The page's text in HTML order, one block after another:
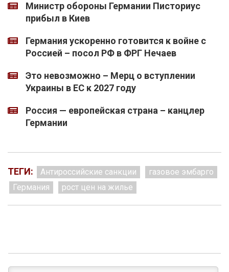
Министр обороны Германии Писториус
прибыл в Киев
Германия ускоренно готовится к войне с
Россией – посол РФ в ФРГ Нечаев
Это невозможно – Мерц о вступлении
Украины в ЕС к 2027 году
Россия — европейская страна – канцлер
Германии
ТЕГИ: Антироссийские санкции
газовое эмбарго
Германия
рост цен на жилье